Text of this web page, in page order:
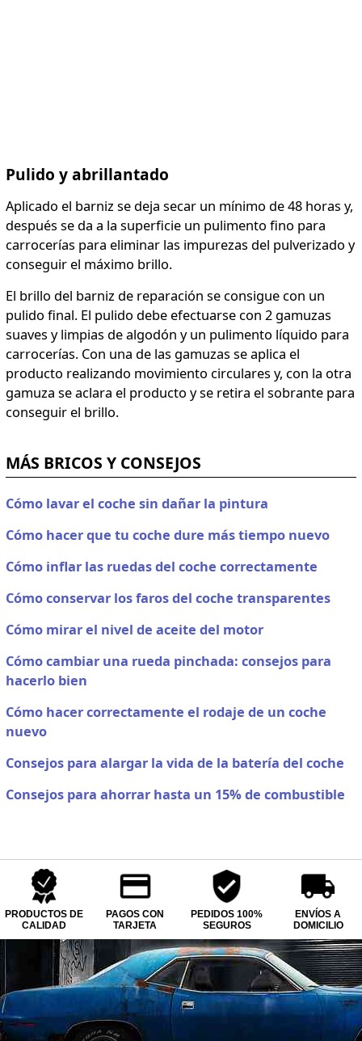
Pulido y abrillantado
Aplicado el barniz se deja secar un mínimo de 48 horas y,
después se da a la superficie un pulimento fino para
carrocerías para eliminar las impurezas del pulverizado y
conseguir el máximo brillo.
El brillo del barniz de reparación se consigue con un
pulido final. El pulido debe efectuarse con 2 gamuzas
suaves y limpias de algodón y un pulimento líquido para
carrocerías. Con una de las gamuzas se aplica el
producto realizando movimiento circulares y, con la otra
gamuza se aclara el producto y se retira el sobrante para
conseguir el brillo.
MÁS BRICOS Y CONSEJOS
Cómo lavar el coche sin dañar la pintura
Cómo hacer que tu coche dure más tiempo nuevo
Cómo inflar las ruedas del coche correctamente
Cómo conservar los faros del coche transparentes
Cómo mirar el nivel de aceite del motor
Cómo cambiar una rueda pinchada: consejos para
hacerlo bien
Cómo hacer correctamente el rodaje de un coche
nuevo
Consejos para alargar la vida de la batería del coche
Consejos para ahorrar hasta un 15% de combustible
PRODUCTOS DE
CALIDAD
PAGOS CON
TARJETA
PEDIDOS 100%
SEGUROS
ENVÍOS A
DOMICILIO